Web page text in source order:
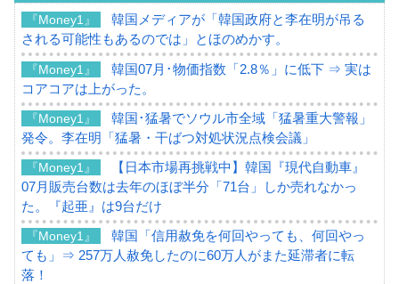
『Money1』
韓国メディアが「韓国政府と李在明が吊る
される可能性もあるのでは」とほのめかす。
『Money1』
韓国07月･物価指数「2.8％」に低下 ⇒ 実は
コアコアは上がった。
『Money1』
韓国･猛暑でソウル市全域「猛暑重大警報」
発令。李在明「猛暑・干ばつ対処状況点検会議」
『Money1』
【日本市場再挑戦中】韓国『現代自動車』
07月販売台数は去年のほぼ半分「71台」しか売れなかっ
た。『起亜』は9台だけ
『Money1』
韓国「信用赦免を何回やっても、何回やっ
ても」⇒ 257万人赦免したのに60万人がまた延滞者に転
落！